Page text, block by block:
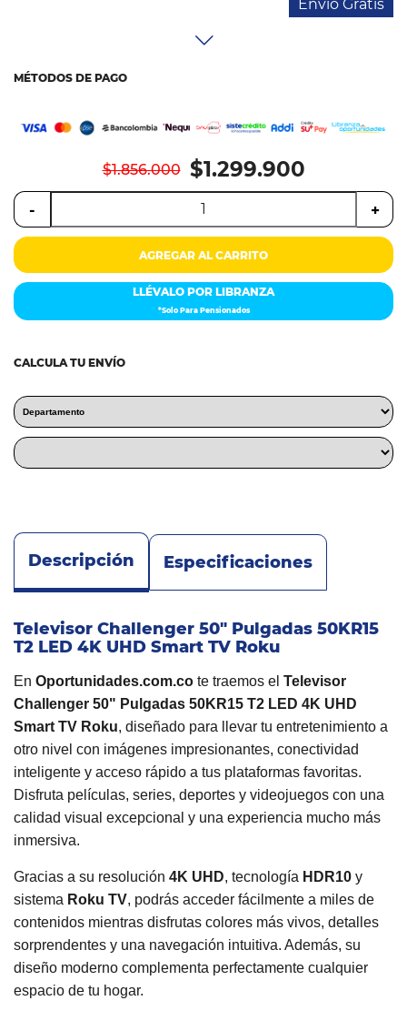
Tecnología
ElectroHogar
Sonido
Herramientas
Cuidado
Accesorios
Envío Gratis
MÉTODOS DE PAGO
$1.856.000 $1.299.900
- +
AGREGAR AL CARRITO
LLÉVALO POR LIBRANZA
*Solo Para Pensionados
CALCULA TU ENVÍO
Descripción Especificaciones
Televisor Challenger 50" Pulgadas 50KR15
T2 LED 4K UHD Smart TV Roku
En Oportunidades.com.co te traemos el Televisor
Challenger 50" Pulgadas 50KR15 T2 LED 4K UHD
Smart TV Roku, diseñado para llevar tu entretenimiento a
otro nivel con imágenes impresionantes, conectividad
inteligente y acceso rápido a tus plataformas favoritas.
Disfruta películas, series, deportes y videojuegos con una
calidad visual excepcional y una experiencia mucho más
inmersiva.
Gracias a su resolución 4K UHD, tecnología HDR10 y
sistema Roku TV, podrás acceder fácilmente a miles de
contenidos mientras disfrutas colores más vivos, detalles
sorprendentes y una navegación intuitiva. Además, su
diseño moderno complementa perfectamente cualquier
espacio de tu hogar.